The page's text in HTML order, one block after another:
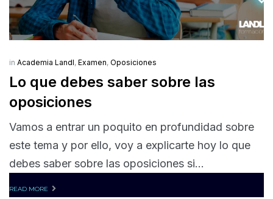
in Academia Landl, Examen, Oposiciones
Lo que debes saber sobre las
oposiciones
Vamos a entrar un poquito en profundidad sobre
este tema y por ello, voy a explicarte hoy lo que
debes saber sobre las oposiciones si...
READ MORE